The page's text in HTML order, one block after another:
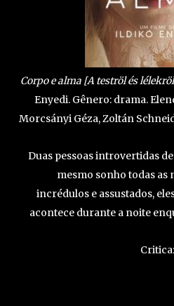
Corpo e alma [A teströl és
Enyedi. Gênero: drama.
Morcsányi Géza, Zoltán
Duas pessoas introvertidas
mesmo sonho todas as
incrédulos e assustados,
acontece durante a noite
Critica: